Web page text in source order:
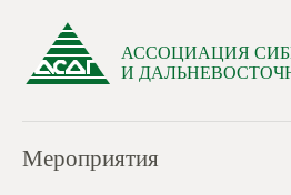
АССОЦИАЦИЯ
И
Мероприятия